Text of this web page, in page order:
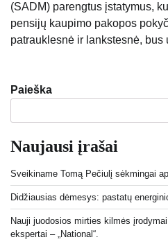
(SADM) parengtus įstatymus,
pensijų kaupimo pakopos
patrauklesnė ir lankstesnė,
Paieška
Naujausi įrašai
Sveikiname Tomą Pečiulį sėkmingai
Didžiausias dėmesys: pastatų
Nauji juodosios mirties kilmės
ekspertai – „National“.